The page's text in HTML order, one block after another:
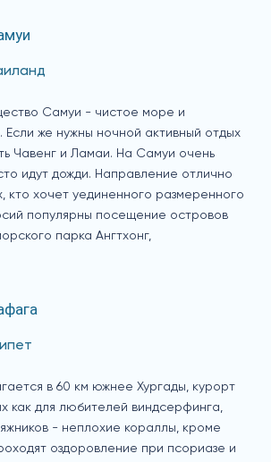
Самуи - чистое море и
Если же нужны ночной активный отдых
Чавенг и Ламаи. На Самуи очень
идут дожди. Направление отлично
кто хочет уединенного размеренного
популярны посещение островов
парка Ангтхонг,
в 60 км южнее Хургады, курорт
как для любителей виндсерфинга,
- неплохие кораллы, кроме
оздоровление при псориазе и